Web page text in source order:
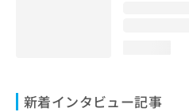
新着インタビュー記事